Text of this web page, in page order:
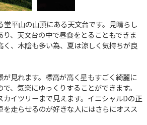
堂平山の山頂にある天文台です。見晴らし
、天文台の中で昼食をとることもできま
く、木陰も多い為、夏は涼しく気持ちが良
見れます。標高が高く星もすごく綺麗に
、気楽にゆっくりすることができます。
カイツリーまで見えます。イニシャルDの正
を走らせるのが好きな人にはさらにオスス